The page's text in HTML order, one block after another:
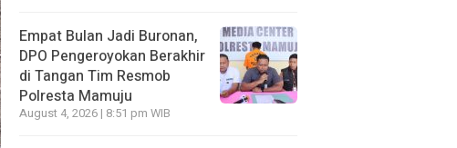
Empat Bulan Jadi Buronan,
DPO Pengeroyokan Berakhir
di Tangan Tim Resmob
Polresta Mamuju
August 4, 2026 | 8:51 pm WIB